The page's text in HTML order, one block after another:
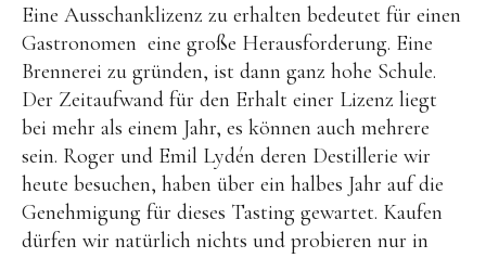
Eine Ausschanklizenz zu erhalten bedeutet für einen
Gastronomen eine große Herausforderung. Eine
Brennerei zu gründen, ist dann ganz hohe Schule.
Der Zeitaufwand für den Erhalt einer Lizenz liegt
bei mehr als einem Jahr, es können auch mehrere
sein. Roger und Emil Lydén deren Destillerie wir
heute besuchen, haben über ein halbes Jahr auf die
Genehmigung für dieses Tasting gewartet. Kaufen
dürfen wir natürlich nichts und probieren nur in